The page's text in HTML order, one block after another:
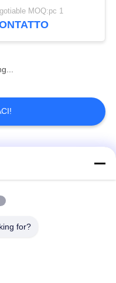
6
a 13,3 pollici di
del pannello
MOQ:pc 1
per display
for?